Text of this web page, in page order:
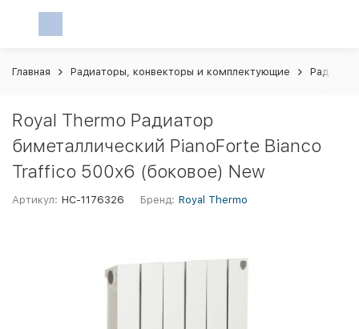
Главная Радиаторы, конвекторы и комплектующие
Royal Thermo Радиатор
биметаллический PianoForte Bianco
Traffico 500х6 (боковое) New
Артикул: НС-1176326 Бренд: Royal Thermo